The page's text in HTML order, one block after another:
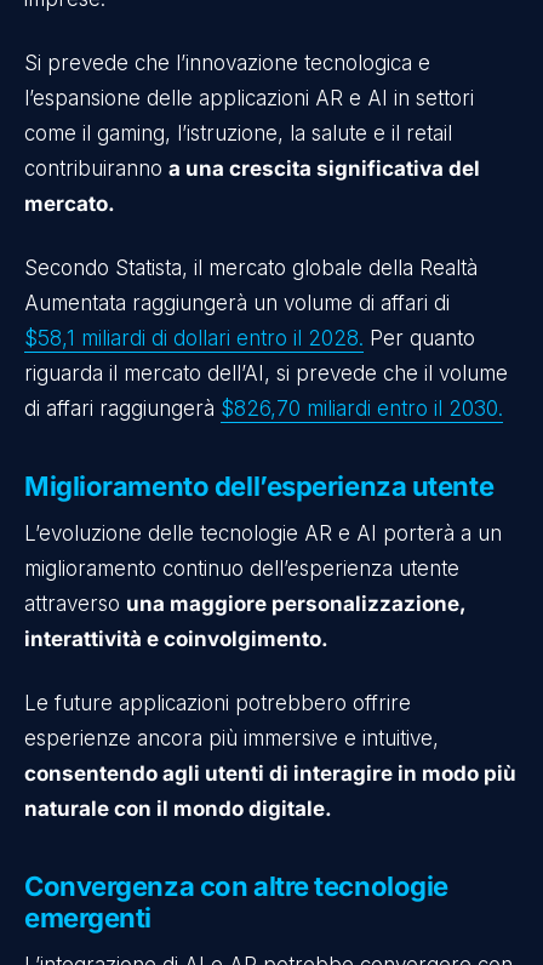
Si prevede che l’innovazione tecnologica e
l’espansione delle applicazioni AR e AI in settori
come il gaming, l’istruzione, la salute e il retail
contribuiranno a una crescita significativa del
mercato.
Secondo Statista, il mercato globale della Realtà
Aumentata raggiungerà un volume di affari di
$58,1 miliardi di dollari entro il 2028. Per quanto
riguarda il mercato dell’AI, si prevede che il volume
di affari raggiungerà $826,70 miliardi entro il 2030.
Miglioramento dell’esperienza utente
L’evoluzione delle tecnologie AR e AI porterà a un
miglioramento continuo dell’esperienza utente
attraverso una maggiore personalizzazione,
interattività e coinvolgimento.
Le future applicazioni potrebbero offrire
esperienze ancora più immersive e intuitive,
consentendo agli utenti di interagire in modo più
naturale con il mondo digitale.
Convergenza con altre tecnologie
emergenti